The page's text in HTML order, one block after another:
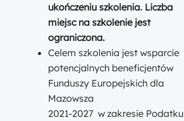
ukończeniu szkolenia. Liczba
miejsc na szkolenie jest
ograniczona.
Celem szkolenia jest wsparcie
potencjalnych beneficjentów
Funduszy Europejskich dla
Mazowsza
2021-2027 w zakresie Podatku